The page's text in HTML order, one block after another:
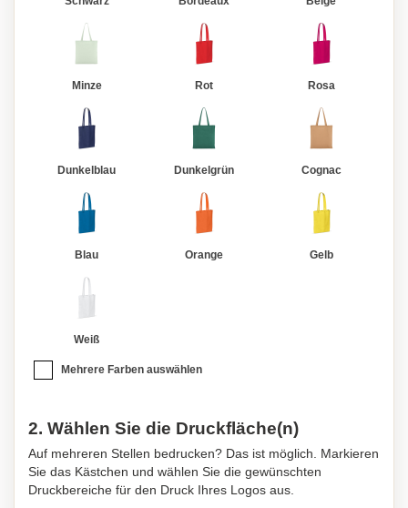
Minze Rot Rosa
Dunkelblau Dunkelgrün Cognac
Blau Orange Gelb
Weiß
Mehrere Farben auswählen
2. Wählen Sie die Druckfläche(n)
Auf mehreren Stellen bedrucken? Das ist möglich. Markieren
Sie das Kästchen und wählen Sie die gewünschten
Druckbereiche für den Druck Ihres Logos aus.